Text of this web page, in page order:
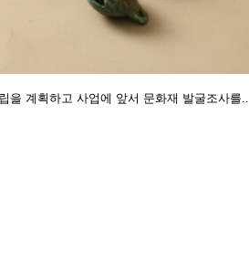
을 계획하고 사업에 앞서 문화재 발굴조사를..